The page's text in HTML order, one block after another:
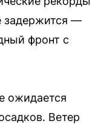
задержится —
фронт с
ожидается
Ветер